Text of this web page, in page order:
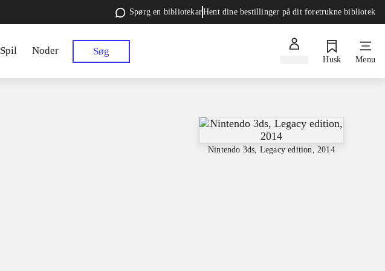
Spørg en bibliotekarHent dine bestillinger på dit foretrukne bibliotek
Spil Noder Søg
Husk Menu
Nintendo 3ds, Legacy edition, 2014